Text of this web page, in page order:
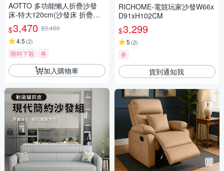
AOTTO 多功能懶人折疊沙發
床-特大120cm(沙發床 折疊床
沙發 單人床)
$3,470 $3,480
4.5 (2)
限時下殺 券
加入購物車
RICHOME-電競玩家沙發W66x
D91xH102CM
$3,299
5 (2)
券
貨到通知我